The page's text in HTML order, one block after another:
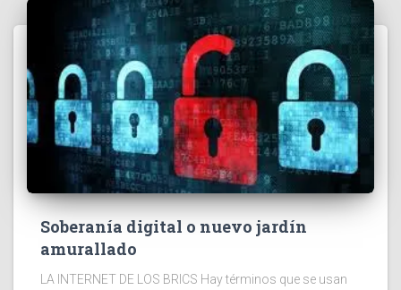
Soberanía digital o nuevo jardín
amurallado
LA INTERNET DE LOS BRICS Hay términos que se usan